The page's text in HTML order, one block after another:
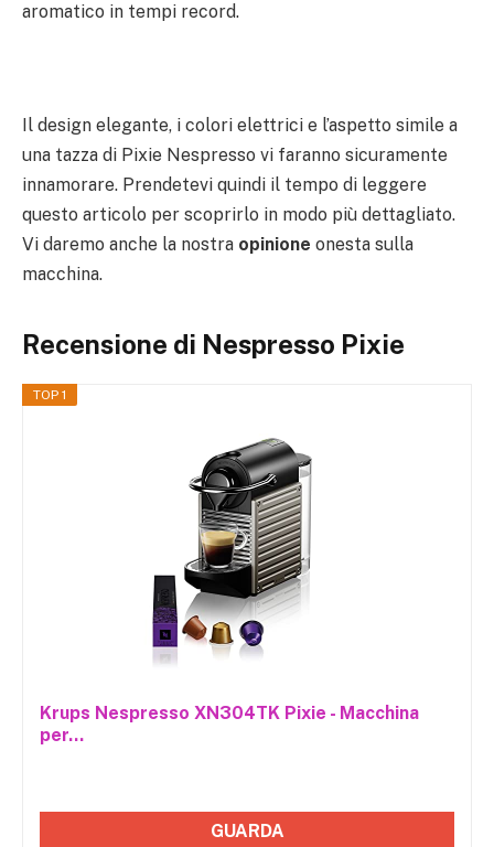
aromatico in tempi record.
Il design elegante, i colori elettrici e l’aspetto simile a
una tazza di Pixie Nespresso vi faranno sicuramente
innamorare. Prendetevi quindi il tempo di leggere
questo articolo per scoprirlo in modo più dettagliato.
Vi daremo anche la nostra opinione onesta sulla
macchina.
Recensione di Nespresso Pixie
TOP 1
Krups Nespresso XN304TK Pixie - Macchina
per...
GUARDA